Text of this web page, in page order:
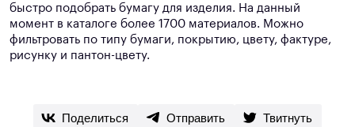
быстро подобрать бумагу для изделия. На данный
момент в каталоге более 1700 материалов. Можно
фильтровать по типу бумаги, покрытию, цвету, фактуре,
рисунку и пантон-цвету.
Поделиться Отправить
Твитнуть